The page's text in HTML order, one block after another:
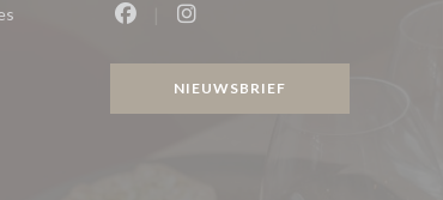
((opent in een nieuw venster))
NIEUWSBRIEF